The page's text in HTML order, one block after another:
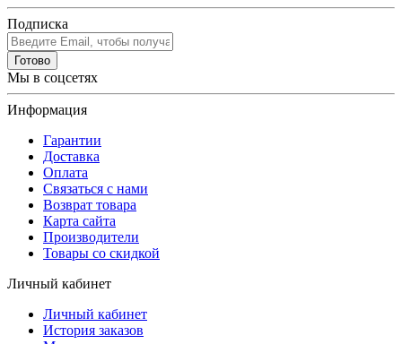
Подписка
Готово
Мы в соцсетях
Информация
Гарантии
Доставка
Оплата
Связаться с нами
Возврат товара
Карта сайта
Производители
Товары со скидкой
Личный кабинет
Личный кабинет
История заказов